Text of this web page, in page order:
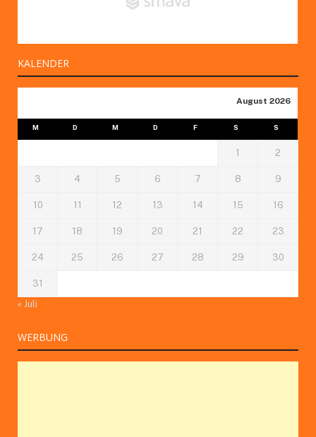
KALENDER
August 2026
M D M D F S S
1 2
3 4 5 6 7 8 9
10 11 12 13 14 15 16
17 18 19 20 21 22 23
24 25 26 27 28 29 30
31
« Juli
WERBUNG